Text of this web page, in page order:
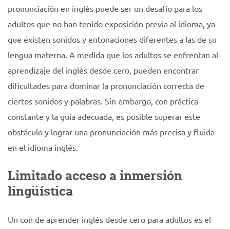
pronunciación en inglés puede ser un desafío para los
adultos que no han tenido exposición previa al idioma, ya
que existen sonidos y entonaciones diferentes a las de su
lengua materna. A medida que los adultos se enfrentan al
aprendizaje del inglés desde cero, pueden encontrar
dificultades para dominar la pronunciación correcta de
ciertos sonidos y palabras. Sin embargo, con práctica
constante y la guía adecuada, es posible superar este
obstáculo y lograr una pronunciación más precisa y fluida
en el idioma inglés.
Limitado acceso a inmersión
lingüística
Un con de aprender inglés desde cero para adultos es el